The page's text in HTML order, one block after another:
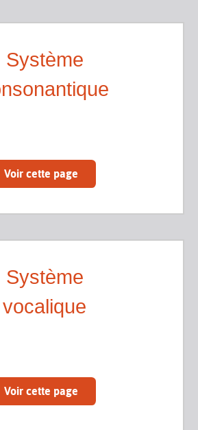
Système
Voir cette page
Système
vocalique
Voir cette page